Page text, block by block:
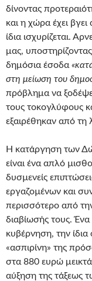
δίνοντας
και η χώρα έχει
ίδια ισχυρίζεται.
μας, υποστηρίζοντας
δημόσια έσοδα
στη μείωση του
πρόβλημα να
τους τοκογλύφους
εξαιρέθηκαν από τη
Η κατάργηση των
είναι ένα απλό
δυσµενείς
εργαζοµένων και
περισσότερο από
διαβίωσής τους.
κυβέρνηση, την
«ασπιρίνη» της
στα 880 ευρώ
αύξηση της τάξεως